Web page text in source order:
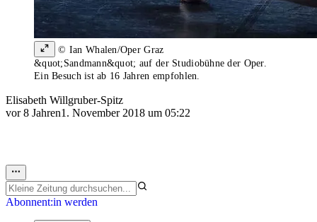
© Ian Whalen/Oper Graz
&quot;Sandmann&quot; auf der Studiobühne der Oper.
Ein Besuch ist ab 16 Jahren empfohlen.
Elisabeth Willgruber-Spitz
vor 8 Jahren1. November 2018 um 05:22
Abonnent:in werden